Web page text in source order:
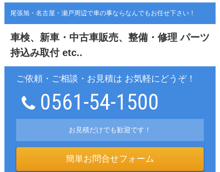
尾張旭・名古屋・瀬戸周辺で車の事ならなんでもお任せ下さい！
車検、新車・中古車販売、整備・修理 パーツ
持込み取付 etc..
ご依頼・ご相談・お見積は お気軽にどうぞ！
0561-54-1500
お見積だけでも歓迎です！
簡単お問合せフォーム